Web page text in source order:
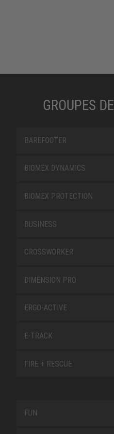
GROUPES
BAREFOOTER
BIOMEX DYNAMICS
BIOMEX PROTECTION
BUSINESS
CROSSWORKER
DIMENSION PRO
ERGO-ACTIVE
E-TRACK
FIRE + RESCUE
FUN